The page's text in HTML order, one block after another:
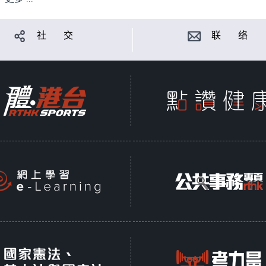
社 交 联 络